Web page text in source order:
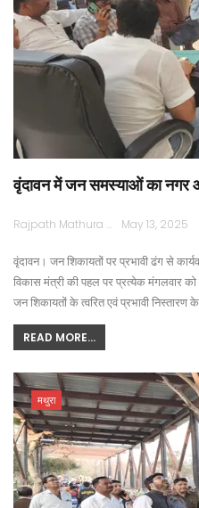
वृंदावन में जन समस्याओं का नगर
Rajpath Mathura May 13, 2025
वृंदावन। जन शिकायतों पर प्रभावी ढंग से
विकास मंत्री की पहल पर प्रत्येक मंगलवार
जन शिकायतों के त्वरित एवं प्रभावी
READ MORE...
मथुरा